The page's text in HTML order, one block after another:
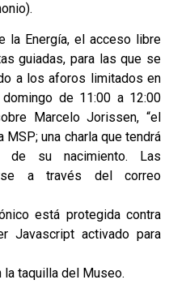
la Energía, el acceso libre
guiadas, para las que se
a los aforos limitados en
de 11:00 a 12:00
Marcelo Jorissen, “el
MSP; una charla que tendrá
de su nacimiento. Las
a través del correo
está protegida contra
Javascript activado para
taquilla del Museo.